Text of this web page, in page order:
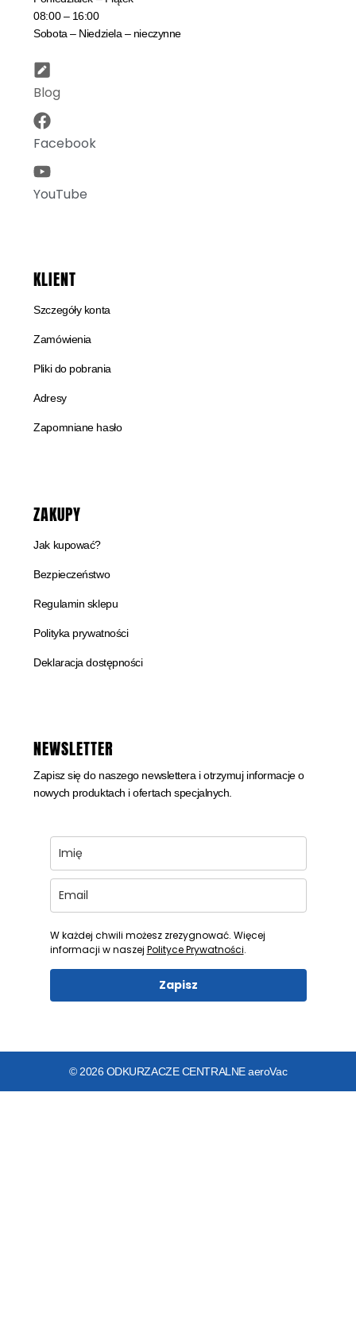
08:00 – 16:00
Sobota – Niedziela – nieczynne
Blog
Facebook
YouTube
KLIENT
Szczegóły konta
Zamówienia
Pliki do pobrania
Adresy
Zapomniane hasło
ZAKUPY
Jak kupować?
Bezpieczeństwo
Regulamin sklepu
Polityka prywatności
Deklaracja dostępności
NEWSLETTER
Zapisz się do naszego newslettera i otrzymuj informacje o
nowych produktach i ofertach specjalnych.
W każdej chwili możesz zrezygnować. Więcej
informacji w naszej Polityce Prywatności.
Zapisz
© 2026 ODKURZACZE CENTRALNE aeroVac